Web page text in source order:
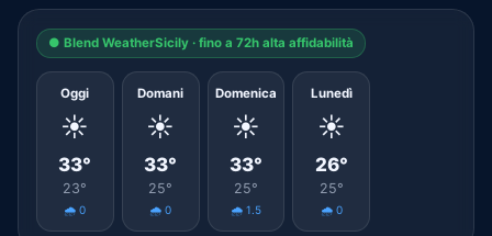
● Blend WeatherSicily · fino a 72h alta affidabilità
Oggi
☀️
33°
23°
🌧️ 0
Domani
☀️
33°
25°
🌧️ 0
Domenica
☀️
33°
25°
🌧️ 1.5
Lunedì
☀️
26°
25°
🌧️ 0